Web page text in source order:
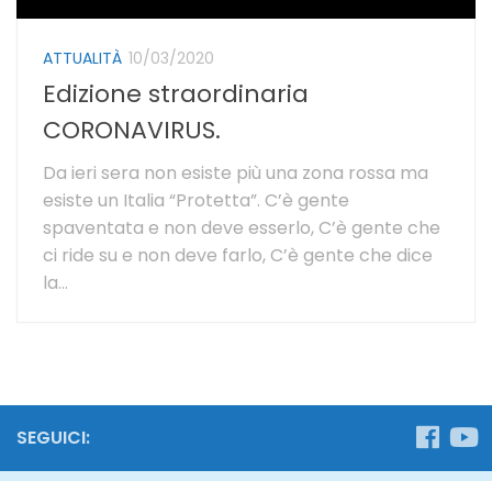
ATTUALITÀ 10/03/2020
Edizione straordinaria
CORONAVIRUS.
Da ieri sera non esiste più una zona rossa ma
esiste un Italia “Protetta”. C’è gente
spaventata e non deve esserlo, C’è gente che
ci ride su e non deve farlo, C’è gente che dice
la...
SEGUICI: